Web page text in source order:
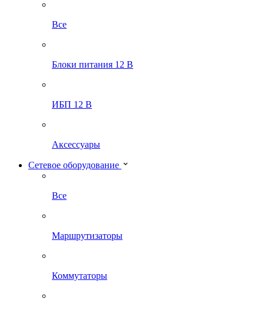
Все
Блоки питания 12 В
ИБП 12 В
Аксессуары
Сетевое оборудование
Все
Маршрутизаторы
Коммутаторы